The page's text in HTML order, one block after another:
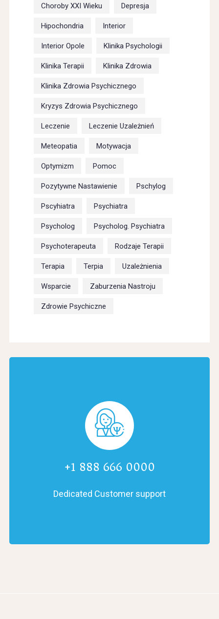
Choroby XXI Wieku Depresja
Hipochondria Interior
Interior Opole Klinika Psychologii
Klinika Terapii Klinika Zdrowia
Klinika Zdrowia Psychicznego
Kryzys Zdrowia Psychicznego
Leczenie Leczenie Uzależnień
Meteopatia Motywacja
Optymizm Pomoc
Pozytywne Nastawienie Pschylog
Pscyhiatra Psychiatra
Psycholog Psycholog. Psychiatra
Psychoterapeuta Rodzaje Terapii
Terapia Terpia Uzależnienia
Wsparcie Zaburzenia Nastroju
Zdrowie Psychiczne
+1 888 666 0000
Dedicated Customer support